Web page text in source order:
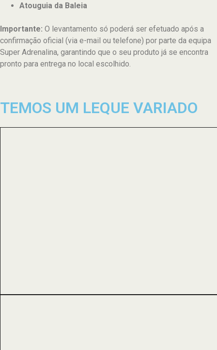
Atouguia da Baleia
Importante: O levantamento só poderá ser efetuado após a
confirmação oficial (via e-mail ou telefone) por parte da equipa
Super Adrenalina, garantindo que o seu produto já se encontra
pronto para entrega no local escolhido.
TEMOS UM LEQUE VARIADO